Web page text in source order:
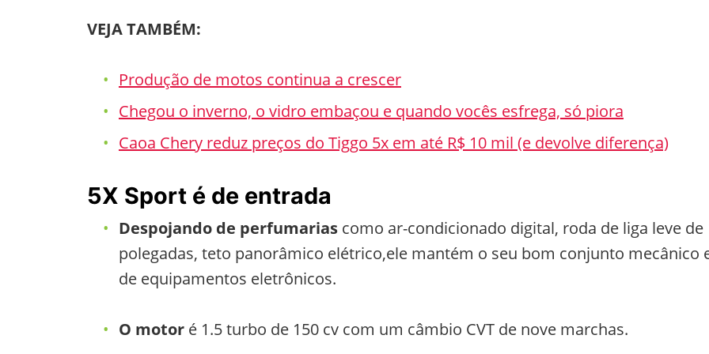
VEJA TAMBÉM:
Produção de motos continua a crescer
Chegou o inverno, o vidro embaçou e quando vocês esfrega, só piora
Caoa Chery reduz preços do Tiggo 5x em até R$ 10 mil (e devolve diferença)
5X Sport é de entrada
Despojando de perfumarias como ar-condicionado digital, roda de liga leve de
polegadas, teto panorâmico elétrico,ele mantém o seu bom conjunto mecânico
de equipamentos eletrônicos.
O motor é 1.5 turbo de 150 cv com um câmbio CVT de nove marchas.